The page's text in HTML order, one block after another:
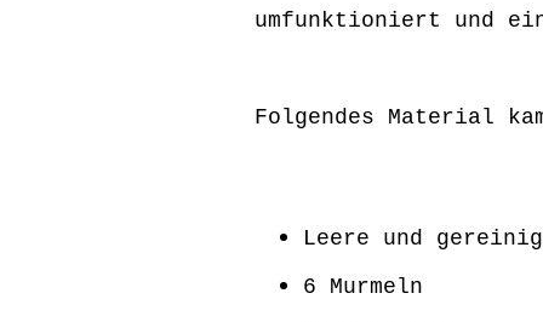
umfunktioniert und
Folgendes Material
Leere und
6 Murmeln